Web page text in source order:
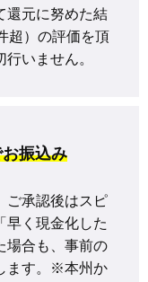
還元に努めた結
超）の評価を頂
いません。
振込み
ご承認後はスピ
早く現金化した
場合も、事前の
ます。※本州か